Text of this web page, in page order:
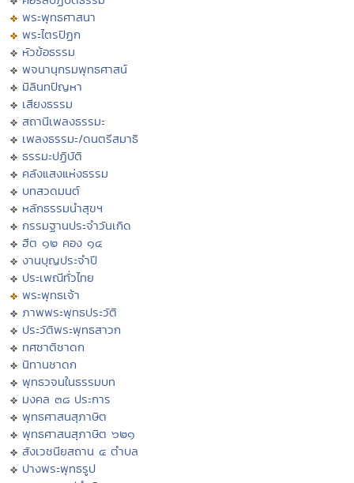
พระพุทธศาสนา
พระไตรปิฏก
หัวข้อธรรม
พจนานุกรมพุทธศาสน์
มิลินทปัญหา
เสียงธรรม
สถานีเพลงธรรมะ
เพลงธรรมะ/ดนตรีสมาธิ
ธรรมะปฏิบัติ
คลังแสงแห่งธรรม
บทสวดมนต์
หลักธรรมนำสุขฯ
กรรมฐานประจำวันเกิด
ฮีต ๑๒ คอง ๑๔
งานบุญประจำปี
ประเพณีทั่วไทย
พระพุทธเจ้า
ภาพพระพุทธประวัติ
ประวัติพระพุทธสาวก
ทศชาติชาดก
นิทานชาดก
พุทธวจนในธรรมบท
มงคล ๓๘ ประการ
พุทธศาสนสุภาษิต
พุทธศาสนสุภาษิต ๖๒๑
สังเวชนียสถาน ๔ ตำบล
ปางพระพุทธรูป